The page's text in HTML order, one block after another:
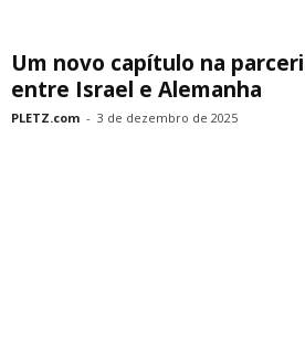
Um novo capítulo na
entre Israel e Alemanha
PLETZ.com - 3 de dezembro de 2025